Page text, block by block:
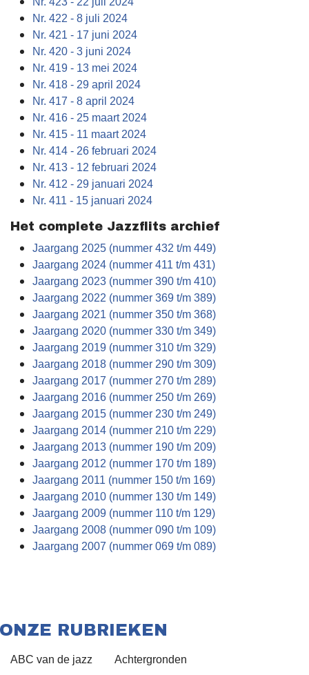
Nr. 422 - 8 juli 2024
Nr. 421 - 17 juni 2024
Nr. 420 - 3 juni 2024
Nr. 419 - 13 mei 2024
Nr. 418 - 29 april 2024
Nr. 417 - 8 april 2024
Nr. 416 - 25 maart 2024
Nr. 415 - 11 maart 2024
Nr. 414 - 26 februari 2024
Nr. 413 - 12 februari 2024
Nr. 412 - 29 januari 2024
Nr. 411 - 15 januari 2024
Het complete Jazzflits archief
Jaargang 2025 (nummer 432 t/m 449)
Jaargang 2024 (nummer 411 t/m 431)
Jaargang 2023 (nummer 390 t/m 410)
Jaargang 2022 (nummer 369 t/m 389)
Jaargang 2021 (nummer 350 t/m 368)
Jaargang 2020 (nummer 330 t/m 349)
Jaargang 2019 (nummer 310 t/m 329)
Jaargang 2018 (nummer 290 t/m 309)
Jaargang 2017 (nummer 270 t/m 289)
Jaargang 2016 (nummer 250 t/m 269)
Jaargang 2015 (nummer 230 t/m 249)
Jaargang 2014 (nummer 210 t/m 229)
Jaargang 2013 (nummer 190 t/m 209)
Jaargang 2012 (nummer 170 t/m 189)
Jaargang 2011 (nummer 150 t/m 169)
Jaargang 2010 (nummer 130 t/m 149)
Jaargang 2009 (nummer 110 t/m 129)
Jaargang 2008 (nummer 090 t/m 109)
Jaargang 2007 (nummer 069 t/m 089)
ONZE RUBRIEKEN
ABC van de jazz Achtergronden